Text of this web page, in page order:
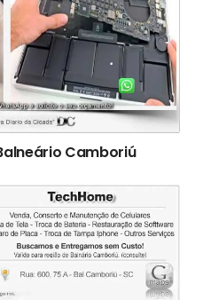
Camboriú